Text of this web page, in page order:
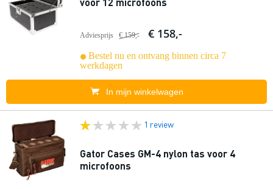
Adviesprijs € 159,- € 158,-
Bestel nu en ontvang binnen circa 7
werkdagen
In mijn winkelwagen
1 review
Gator Cases GM-4 nylon tas voor 4
microfoons